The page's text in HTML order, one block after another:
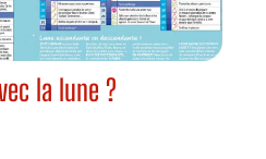
la lune ?